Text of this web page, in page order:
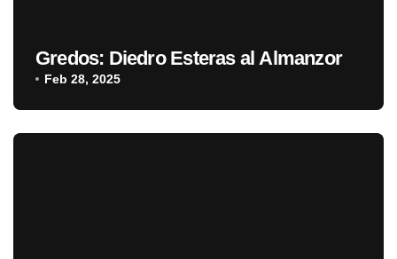
Gredos: Diedro Esteras al Almanzor
Feb 28, 2025